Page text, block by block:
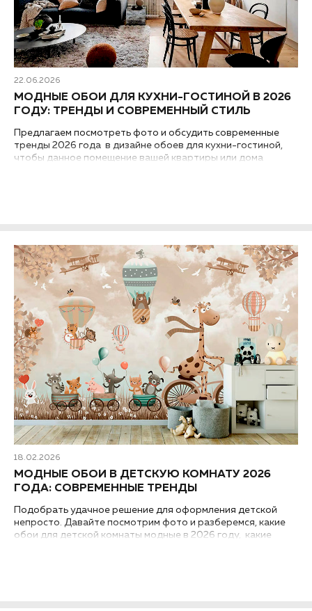
22.06.2026
МОДНЫЕ ОБОИ ДЛЯ КУХНИ-ГОСТИНОЙ В 2026
ГОДУ: ТРЕНДЫ И СОВРЕМЕННЫЙ СТИЛЬ
Предлагаем посмотреть фото и обсудить современные
тренды 2026 года в дизайне обоев для кухни-гостиной,
чтобы данное помещение вашей квартиры или дома
18.02.2026
МОДНЫЕ ОБОИ В ДЕТСКУЮ КОМНАТУ 2026
ГОДА: СОВРЕМЕННЫЕ ТРЕНДЫ
Подобрать удачное решение для оформления детской
непросто. Давайте посмотрим фото и разберемся, какие
обои для детской комнаты модные в 2026 году, какие